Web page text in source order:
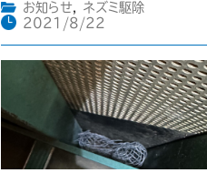
お知らせ,
ネズミ駆除
2021/8/22